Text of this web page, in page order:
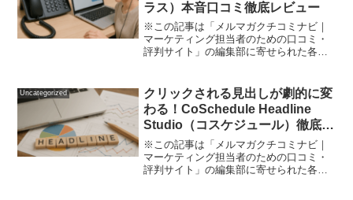
ラス）本音口コミ徹底レビュー
※この記事は「メルマガクチコミナビ｜
マーケティング担当者のための口コミ・
評判サイト」の編集部に寄せられた各商
のたびに業務が中断されて、結局仕事が
進まない。 「もっと効...
Uncategorized
クリックされる見出しが劇的に変
わる！CoSchedule Headline
Studio（コスケジュール）徹底口
コミレビュー
※この記事は「メルマガクチコミナビ｜
マーケティング担当者のための口コミ・
評判サイト」の編集部に寄せられた各商